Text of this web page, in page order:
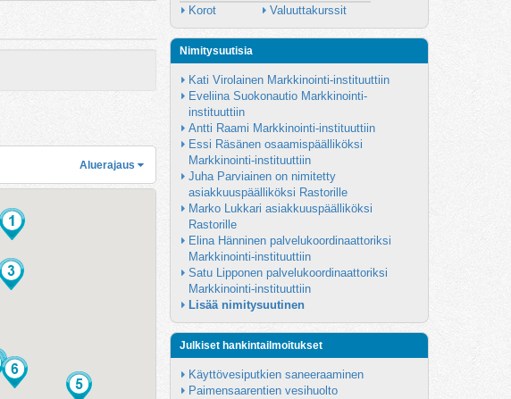
Aluerajaus
Korot Valuuttakurssit
Nimitysuutisia
Kati Virolainen Markkinointi-instituuttiin
Eveliina Suokonautio Markkinointi-
instituuttiin
Antti Raami Markkinointi-instituuttiin
Essi Räsänen osaamispäälliköksi
Markkinointi-instituuttiin
Juha Parviainen on nimitetty
asiakkuuspäälliköksi Rastorille
Marko Lukkari asiakkuuspäälliköksi
Rastorille
Elina Hänninen palvelukoordinaattoriksi
Markkinointi-instituuttiin
Satu Lipponen palvelukoordinaattoriksi
Markkinointi-instituuttiin
Lisää nimitysuutinen
Julkiset hankintailmoitukset
Käyttövesiputkien saneeraaminen
Paimensaarentien vesihuolto